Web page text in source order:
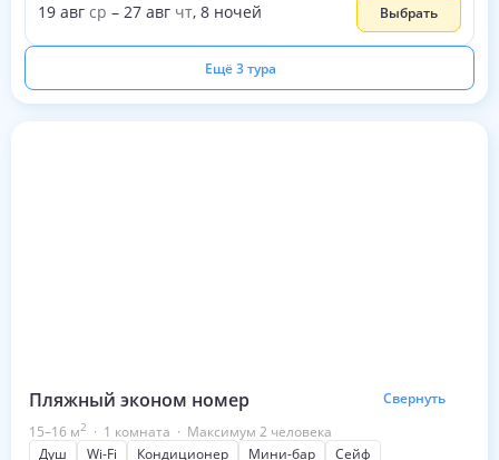
19 авг ср – 27 авг чт, 8 ночей Выбрать
Ещё 3 тура
Пляжный эконом номер
Свернуть
15–16 м2 · 1 комната · Максимум 2 человека
Душ
Wi-Fi Кондиционер Мини-бар
Сейф